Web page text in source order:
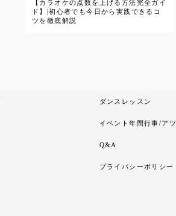
【カラオケの点数を上げる方法完全ガイ
ド】|初心者でも今日から実践できるコ
ツを徹底解説
ダンスレッスン
イベント年間行事/ア
Q&A
プライバシーポリシー